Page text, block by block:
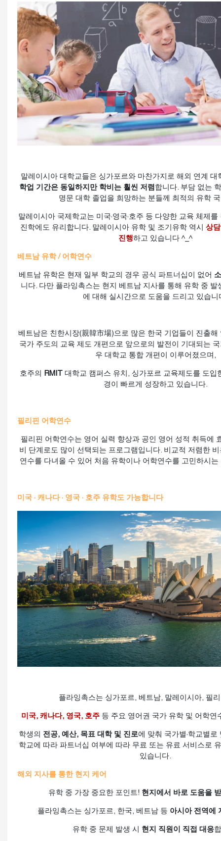
말레이시아 대학교들은 싱가포르와 마찬가지로 해외 연계 대
학업 기간은 동일하지만 학비는 훨씬 저렴 합니다. 부담 없는
명문 대학 졸업을 희망하는 분들께 최적의 유학
말레이시아 국제학교는 미국·영국·호주 등 다양한 교육 체제
진학에도 유리합니다. 말레이시아 유학 및 조기유학 역시
상
진행하고 있습니다 ^_^
베트남 유학 / 어학연수
베트남 유학은 현재 일부 학교의 경우 공식 파트너십이 없어
니다. 다만 플라잉촉스는 현지 베트남 지사를 통해 유학 중 발
에 대해 실시간으로 도움을 드리고 있습니
베트남은 친한시장(親韓市場)으로 많은 한국 기업들이 진출해
국가 주도의 교육 제도 개편으로 앞으로의 발전이 기대되는
우 대학교 통합 개편이 이루어졌으며,
호주의 RMIT
대학교 캠퍼스 유치, 싱가포르 교육제도를 도입
경이 빠르게 성장하고 있습니다.
필리핀 어학연수
필리핀 어학연수는 영어 실력 향상과 공인 영어 성적 취득에
비 단계로도 많이 선택되는 프로그램입니다. 비교적 저렴한
연수를 다녀올 수 있어 처음 유학이나 어학연수를 고민하시
미국 · 캐나다 · 영국 · 호주 유학도 가능합니다
플라잉촉스는 싱가포르, 베트남, 말레이시아, 필
미국, 캐나다, 영국, 호주 등 주요 영어권 국가 유학 및 어학연
학생의 전공, 예산, 목표 대학 및 진로에 맞춰 국가별·학교별
학교에 따라 파트너십 여부에 따라 무료 또는 유료 서비스로
있습니다.
해외 지사를 통한 현지 케어
유학 중 가장 중요한 포인트! 현지에서 바로 도움을
플라잉촉스는 싱가포르, 한국, 베트남 등 아시아 전역에
유학 중 문제 발생 시 현지 직원이 직접 대응